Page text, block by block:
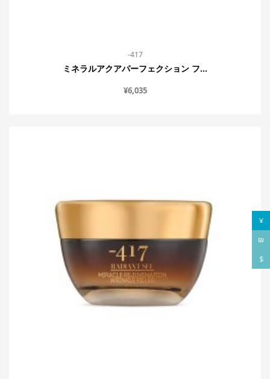
¥
₪
$
-417
ミネラルアクアパーフェクション フ...
¥6,035